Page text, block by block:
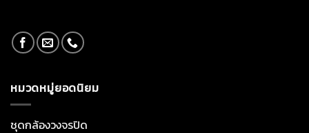
หมวดหมู่ยอดนิยม
ชุดกล้องวงจรปิด